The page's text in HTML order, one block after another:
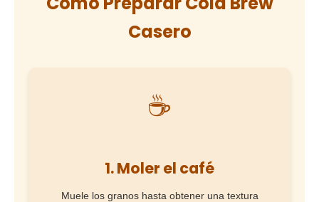
Casero
☕
1. Moler el café
Muele los granos hasta obtener una textura